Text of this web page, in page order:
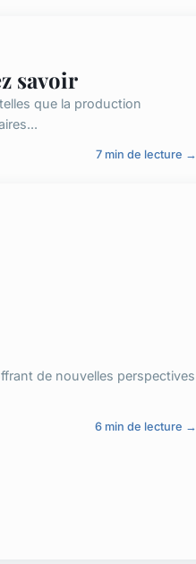
savoir
que la production
7 min de lecture →
de nouvelles perspectives
6 min de lecture →